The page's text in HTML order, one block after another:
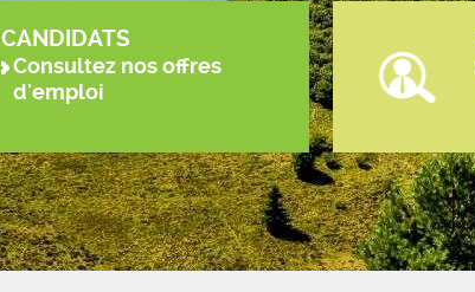
CANDIDATS
Consultez nos offres
d'emploi